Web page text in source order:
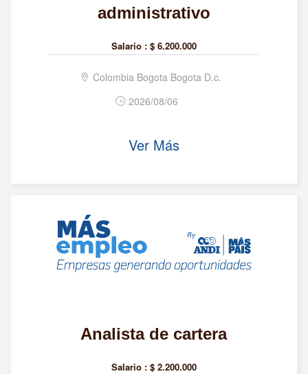
administrativo
Salario : $ 6.200.000
Colombia Bogota Bogota D.c.
2026/08/06
Ver Más
Analista de cartera
Salario : $ 2.200.000